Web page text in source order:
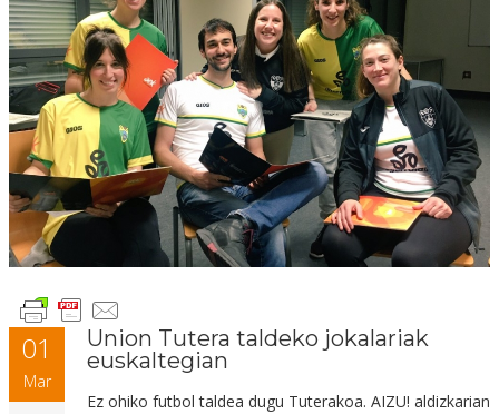
01
Mar
Union Tutera taldeko jokalariak
euskaltegian
Ez ohiko futbol taldea dugu Tuterakoa. AIZU! aldizkarian